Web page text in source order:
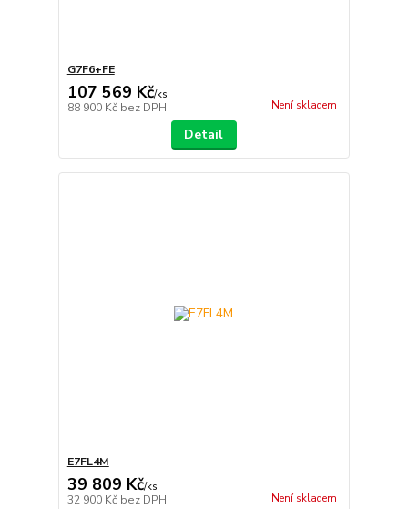
G7F6+FE
107 569 Kč/ks
88 900 Kč bez DPH Není skladem
Detail
E7FL4M
39 809 Kč/ks
32 900 Kč bez DPH Není skladem